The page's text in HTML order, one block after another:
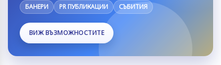
БАНЕРИ PR ПУБЛИКАЦИИ СЪБИТИЯ
ВИЖ ВЪЗМОЖНОСТИТЕ